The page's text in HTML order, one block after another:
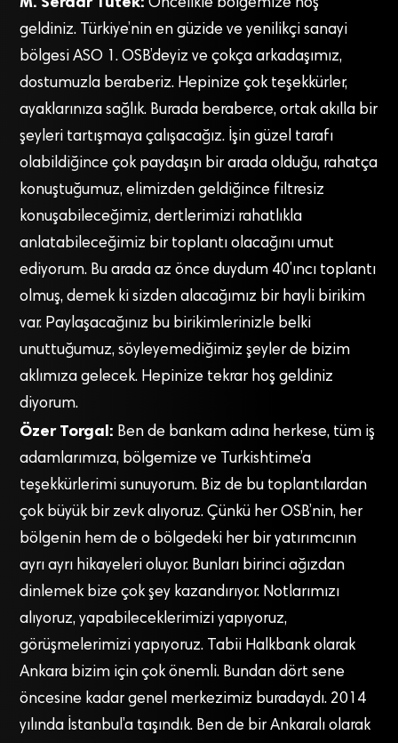
Öncelikle bölgemize hoş
geldiniz. Türkiye’nin en güzide ve yenilikçi sanayi
bölgesi ASO 1. OSB’deyiz ve çokça arkadaşımız,
dostumuzla beraberiz. Hepinize çok teşekkürler,
ayaklarınıza sağlık. Burada beraberce, ortak akılla bir
şeyleri tartışmaya çalışacağız. İşin güzel tarafı
olabildiğince çok paydaşın bir arada olduğu, rahatça
konuştuğumuz, elimizden geldiğince filtresiz
konuşabileceğimiz, dertlerimizi rahatlıkla
anlatabileceğimiz bir toplantı olacağını umut
ediyorum. Bu arada az önce duydum 40’ıncı toplantı
olmuş, demek ki sizden alacağımız bir hayli birikim
var. Paylaşacağınız bu birikimlerinizle belki
unuttuğumuz, söyleyemediğimiz şeyler de bizim
aklımıza gelecek. Hepinize tekrar hoş geldiniz
diyorum.
Özer Torgal: Ben de bankam adına herkese, tüm iş
adamlarımıza, bölgemize ve Turkishtime’a
teşekkürlerimi sunuyorum. Biz de bu toplantılardan
çok büyük bir zevk alıyoruz. Çünkü her OSB’nin, her
bölgenin hem de o bölgedeki her bir yatırımcının
ayrı ayrı hikayeleri oluyor. Bunları birinci ağızdan
dinlemek bize çok şey kazandırıyor. Notlarımızı
alıyoruz, yapabileceklerimizi yapıyoruz,
görüşmelerimizi yapıyoruz. Tabii Halkbank olarak
Ankara bizim için çok önemli. Bundan dört sene
öncesine kadar genel merkezimiz buradaydı. 2014
yılında İstanbul’a taşındık. Ben de bir Ankaralı olarak